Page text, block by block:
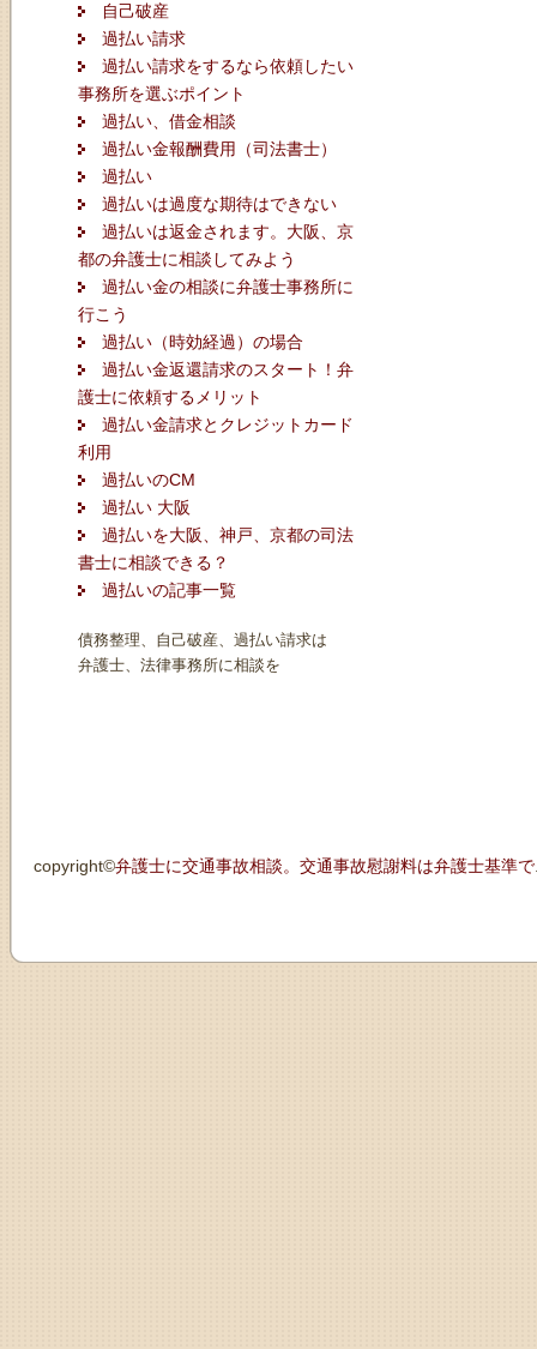
自己破産
過払い請求
過払い請求をするなら依頼したい
事務所を選ぶポイント
過払い、借金相談
過払い金報酬費用（司法書士）
過払い
過払いは過度な期待はできない
過払いは返金されます。大阪、京
都の弁護士に相談してみよう
過払い金の相談に弁護士事務所に
行こう
過払い（時効経過）の場合
過払い金返還請求のスタート！弁
護士に依頼するメリット
過払い金請求とクレジットカード
利用
過払いのCM
過払い 大阪
過払いを大阪、神戸、京都の司法
書士に相談できる？
過払いの記事一覧
債務整理、自己破産、過払い請求は
弁護士、法律事務所に相談を
copyright©弁護士に交通事故相談。交通事故慰謝料は弁護士基準で